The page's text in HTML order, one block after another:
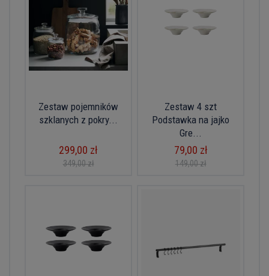
Zestaw pojemników
szklanych z pokry...
299,00 zł
349,00 zł
Zestaw 4 szt
Podstawka na jajko
Gre...
79,00 zł
149,00 zł